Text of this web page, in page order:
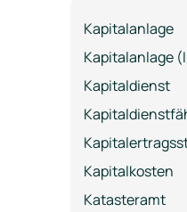
Kapitalanlage
Kapitalanlage
Kapitaldienst
Kapitalkosten
Katasteramt